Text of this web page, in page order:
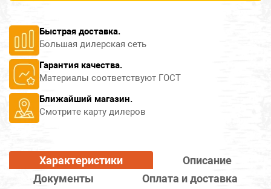
Быстрая доставка.
Большая дилерская сеть
Гарантия качества.
Материалы соответствуют ГОСТ
Ближайший магазин.
Смотрите карту дилеров
Характеристики
Описание
Документы
Оплата и доставка